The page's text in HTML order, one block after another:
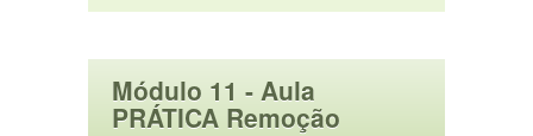
Módulo 11 - Aula
PRÁTICA Remoção